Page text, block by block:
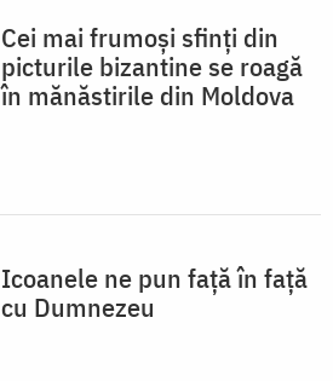
Cei mai frumoși sfinți din
picturile bizantine se roagă
în mănăstirile din Moldova
Icoanele ne pun față în față
cu Dumnezeu